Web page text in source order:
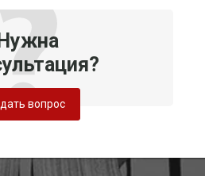
Нужна
вопрос